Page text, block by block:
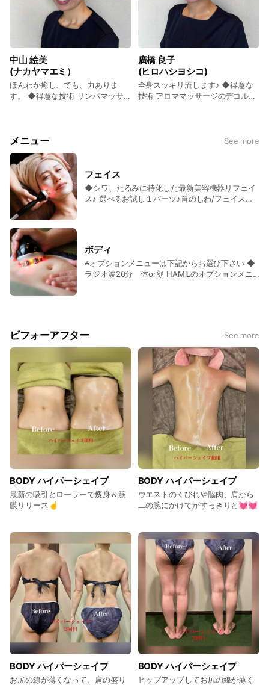
中山 絵美
(ナカヤマエミ）
ほんわか癒し、でも、力ありま
す。 ◆得意な技術 リンパマッサー
身、、癒しになります。ちなみに
廣橋 良子
(ヒロハシヨシコ)
全身スッキリ流します♪ ◆得意な
技術 アロママッサージのデコル
ママッサージとエステが大好きで
メニュー See more
フェイス
◆シワ、たるみに特化した最新美容機器リフェイ
ス♪ 選べるお試し１パーツ♪首のしわ/フェイスラ
～ ◆毛穴吸引＋パック 【体のメニューをお選び
の方】クレンジング＋洗顔＋毛穴吸引＋パック ¥
3,300～
ボディ
※オプションメニューは下記からお選び下さい ◆
ラジオ波20分 体or顔 HAMILのオプションメニ
ビフォーアフター See more
BODY ハイパーシェイプ
最新の吸引とローラーで痩身＆筋
膜リリース☝️
BODY ハイパーシェイプ
ウエストのくびれや脇肉、肩から
二の腕にかけてがすっきりと💓💓
BODY ハイパーシェイプ
お尻の線が薄くなって、肩の盛り
BODY ハイパーシェイプ
ヒップアップしてお尻の線が薄く